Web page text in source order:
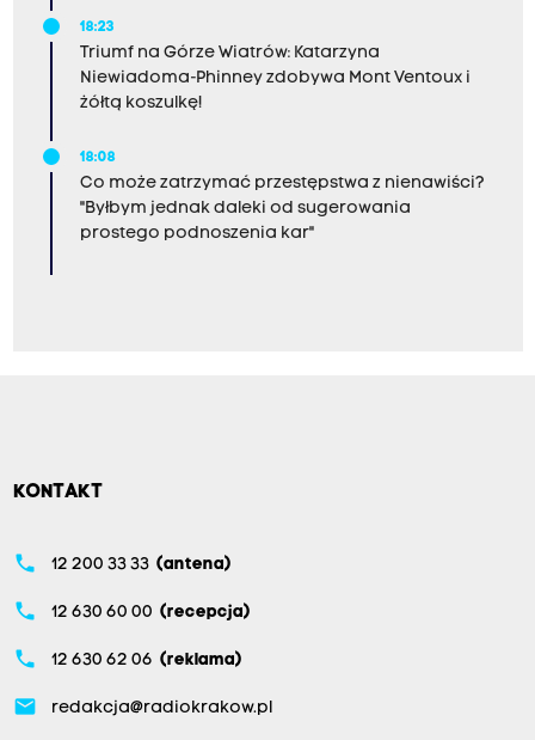
18:23
Triumf na Górze Wiatrów: Katarzyna
Niewiadoma-Phinney zdobywa Mont Ventoux i
żółtą koszulkę!
18:08
Co może zatrzymać przestępstwa z nienawiści?
"Byłbym jednak daleki od sugerowania
prostego podnoszenia kar"
KONTAKT
phone 12 200 33 33 (antena)
phone 12 630 60 00 (recepcja)
phone 12 630 62 06 (reklama)
email redakcja@radiokrakow.pl